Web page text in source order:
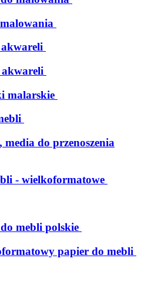
akwareli
malarskie
media do przenoszenia
- wielkoformatowe
mebli polskie
papier do mebli